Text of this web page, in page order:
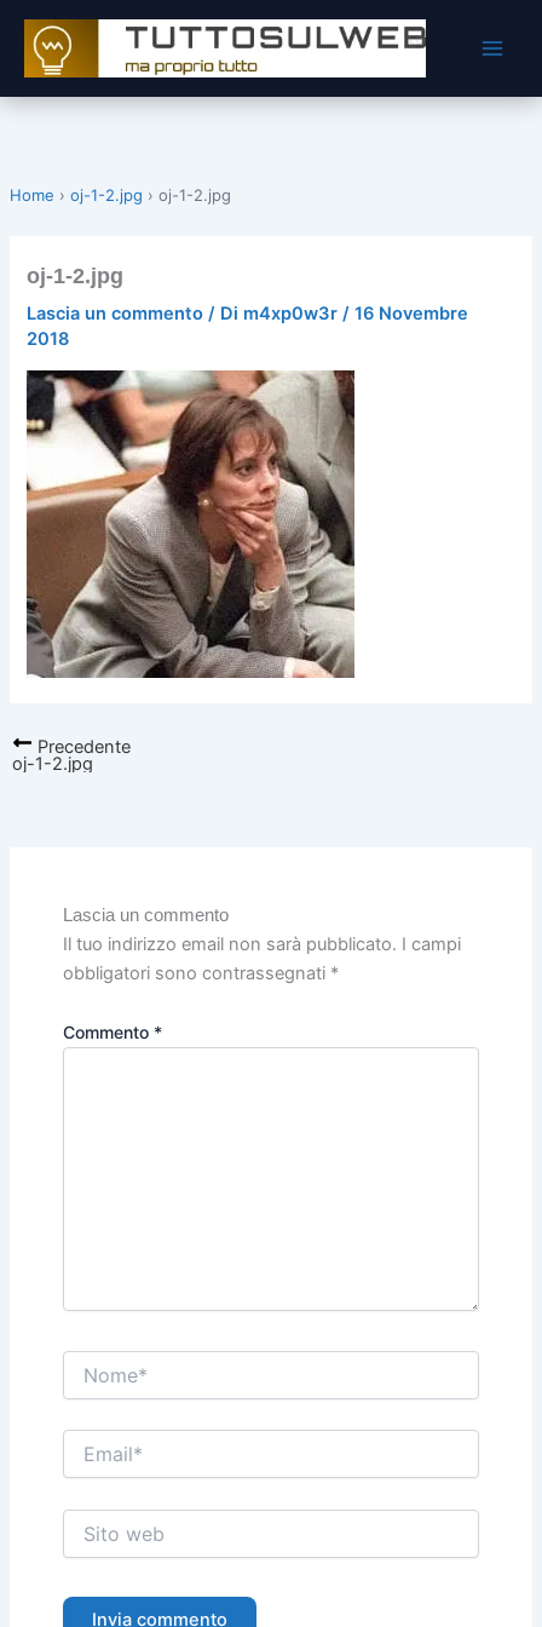
contenuto
Home › oj-1-2.jpg › oj-1-2.jpg
oj-1-2.jpg
Lascia un commento / Di m4xp0w3r/16 Novembre
2018
Precedente
oj-1-2.jpg
Lascia un commento
Il tuo indirizzo email non sarà pubblicato. I campi
obbligatori sono contrassegnati *
Commento *
Nome*
Email*
Sito
web